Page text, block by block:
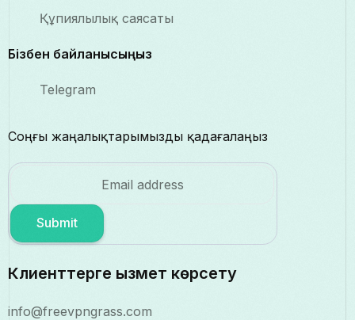
Құпиялылық саясаты
Бізбен байланысыңыз
Telegram
Соңғы жаңалықтарымызды қадағалаңыз
Submit
Клиенттерге қызмет көрсету
info@freevpngrass.com